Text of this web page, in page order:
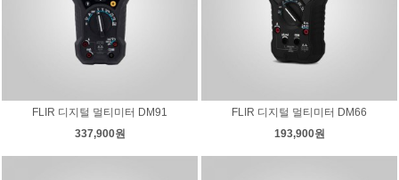
FLIR 디지털 멀티미터 DM91
337,900원
FLIR 디지털 멀티미터 DM66
193,900원